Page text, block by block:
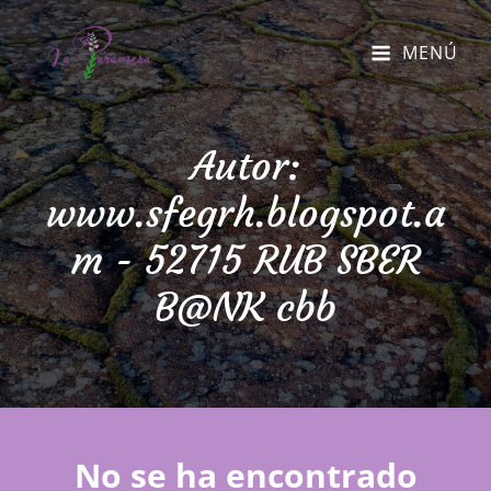
MENÚ
Autor:
www.sfegrh.blogspot.a
m - 52715 RUB SBER
B@NK cbb
No se ha encontrado